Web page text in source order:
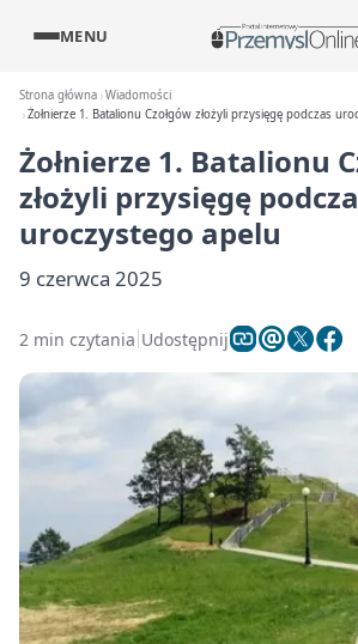
MENU
Strona główna Wiadomości
Żołnierze 1. Batalionu Czołgów złożyli przysięgę podczas
Żołnierze 1. Batalionu
złożyli przysięgę
uroczystego apelu
9 czerwca 2025
2 min czytania Udostępnij